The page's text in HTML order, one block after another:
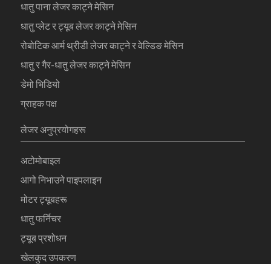
धातु पाना लेजर काट्ने मेसिन
धातु प्लेट र ट्यूब लेजर काट्ने मेसिन
रोबोटिक आर्म थ्रीडी लेजर काट्ने र वेल्डिङ मेसिन
धातु र गैर-धातु लेजर काट्ने मेसिन
डेमो भिडियो
ग्राहक पक्ष
लेजर अनुप्रयोगहरू
अटोमोबाइल
आगो निभाउने पाइपलाइन
मोटर ट्यूबहरू
धातु फर्निचर
ट्यूब प्रशोधन
खेलकुद उपकरण